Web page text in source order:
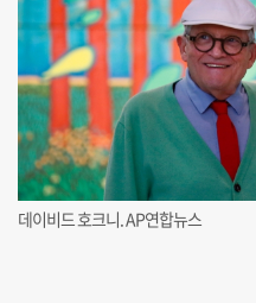
데이비드 호크니. AP연합뉴스